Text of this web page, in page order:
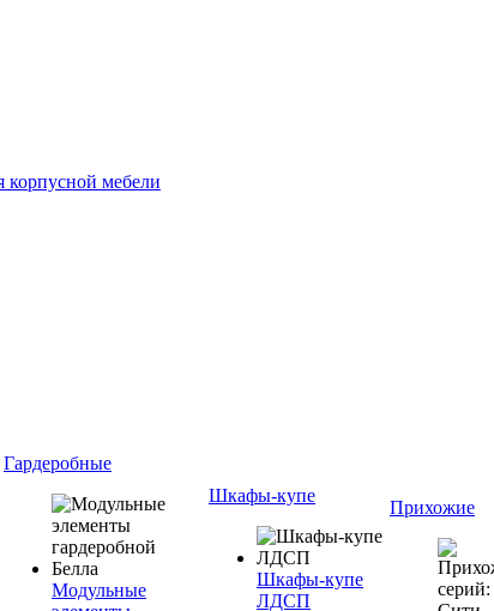
Гардеробные
Модульные
Шкафы-купе
Шкафы-купе
ЛДСП
Прихожие